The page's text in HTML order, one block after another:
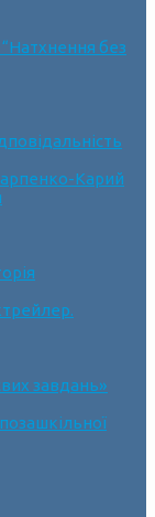
без
Карий
завдань»